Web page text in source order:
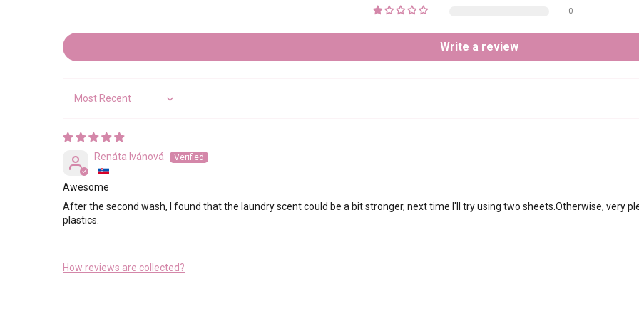
0
Write a review
Sort by
Renáta Ivánová
Awesome
After the second wash, I found that the laundry scent could be a bit stronger, next time I'll try using two sheets.Otherwise, very
plastics.
How reviews are collected?